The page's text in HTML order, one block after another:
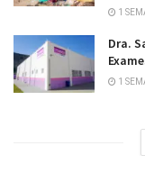
1
Dra.
1